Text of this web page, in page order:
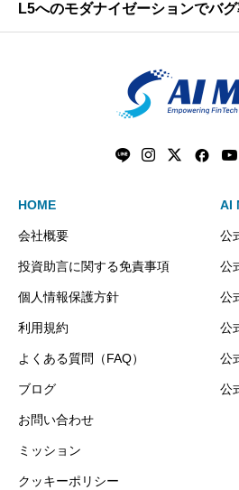
L5へのモダナイゼーションでバ
「セーフティファースト」アプロ
HOME
会社概要
投資助言に関する免責事項
個人情報保護方針
利用規約
よくある質問（FAQ）
ブログ
お問い合わせ
ミッション
クッキーポリシー
AI
公
公
公
公
公
公